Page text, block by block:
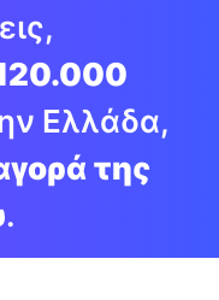
Ελλάδα,
της
.